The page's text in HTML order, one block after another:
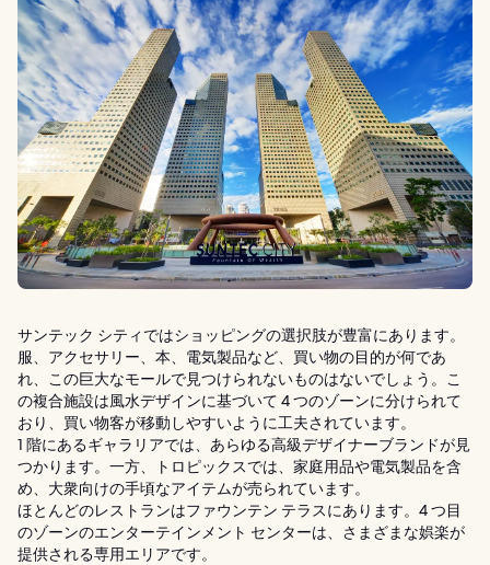
サンテック シティではショッピングの選択肢が豊富にあります。
服、アクセサリー、本、電気製品など、買い物の目的が何であ
れ、この巨大なモールで見つけられないものはないでしょう。こ
の複合施設は風水デザインに基づいて 4 つのゾーンに分けられて
おり、買い物客が移動しやすいように工夫されています。
1 階にあるギャラリアでは、あらゆる高級デザイナーブランドが見
つかります。一方、トロピックスでは、家庭用品や電気製品を含
め、大衆向けの手頃なアイテムが売られています。
ほとんどのレストランはファウンテン テラスにあります。4 つ目
のゾーンのエンターテインメント センターは、さまざまな娯楽が
提供される専用エリアです。